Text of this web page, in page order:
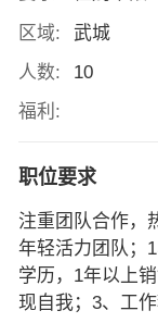
区域:
武城
人数:
10
福利:
职位要求
注重团队合作，
年轻活力团队；
学历，1年以上
现自我；3、工